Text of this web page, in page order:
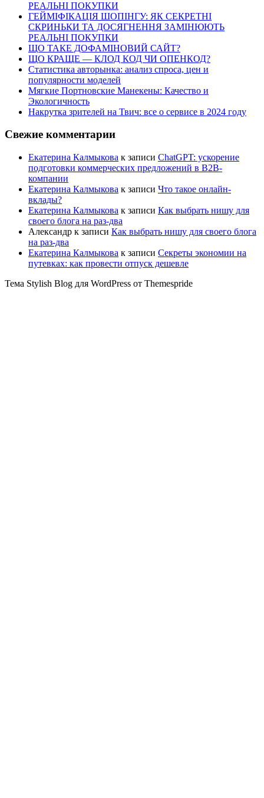
РЕАЛЬНІ ПОКУПКИ
ГЕЙМІФІКАЦІЯ ШОПІНГУ: ЯК СЕКРЕТНІ
СКРИНЬКИ ТА ДОСЯГНЕННЯ ЗАМІНЮЮТЬ
РЕАЛЬНІ ПОКУПКИ
ЩО ТАКЕ ДОФАМІНОВИЙ САЙТ?
ЩО КРАЩЕ — КЛОД КОД ЧИ ОПЕНКОД?
Статистика авторынка: анализ спроса, цен и
популярности моделей
Мягкие Портновские Манекены: Качество и
Экологичность
Накрутка зрителей на Твич: все о сервисе в 2024 году
Свежие комментарии
Екатерина Калмыкова к записи ChatGPT: ускорение
подготовки коммерческих предложений в B2B-
компании
Екатерина Калмыкова к записи Что такое онлайн-
вклады?
Екатерина Калмыкова к записи Как выбрать нишу для
своего блога на раз-два
Александр к записи Как выбрать нишу для своего блога
на раз-два
Екатерина Калмыкова к записи Секреты экономии на
путевках: как провести отпуск дешевле
Тема Stylish Blog для WordPress от Themespride